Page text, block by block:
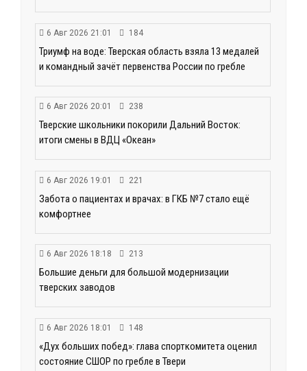
6 Авг 2026 21:01 184
Триумф на воде: Тверская область взяла 13 медалей
и командный зачёт первенства России по гребле
6 Авг 2026 20:01 238
Тверские школьники покорили Дальний Восток:
итоги смены в ВДЦ «Океан»
6 Авг 2026 19:01 221
Забота о пациентах и врачах: в ГКБ №7 стало ещё
комфортнее
6 Авг 2026 18:18 213
Большие деньги для большой модернизации
тверских заводов
6 Авг 2026 18:01 148
«Дух больших побед»: глава спорткомитета оценил
состояние СШОР по гребле в Твери